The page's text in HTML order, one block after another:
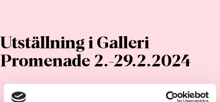
Utställning i Galleri
Promenade 2.-29.2.2024